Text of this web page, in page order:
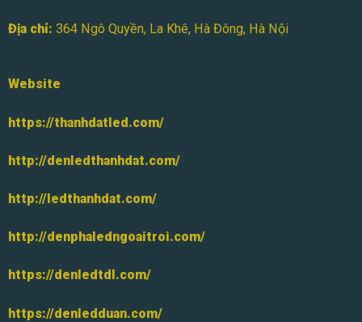
Địa chỉ: 364 Ngô Quyền, La Khê, Hà Đông, Hà Nội
Website
https://thanhdatled.com/
http://denledthanhdat.com/
http://ledthanhdat.com/
http://denphaledngoaitroi.com/
https://denledtdl.com/
https://denledduan.com/